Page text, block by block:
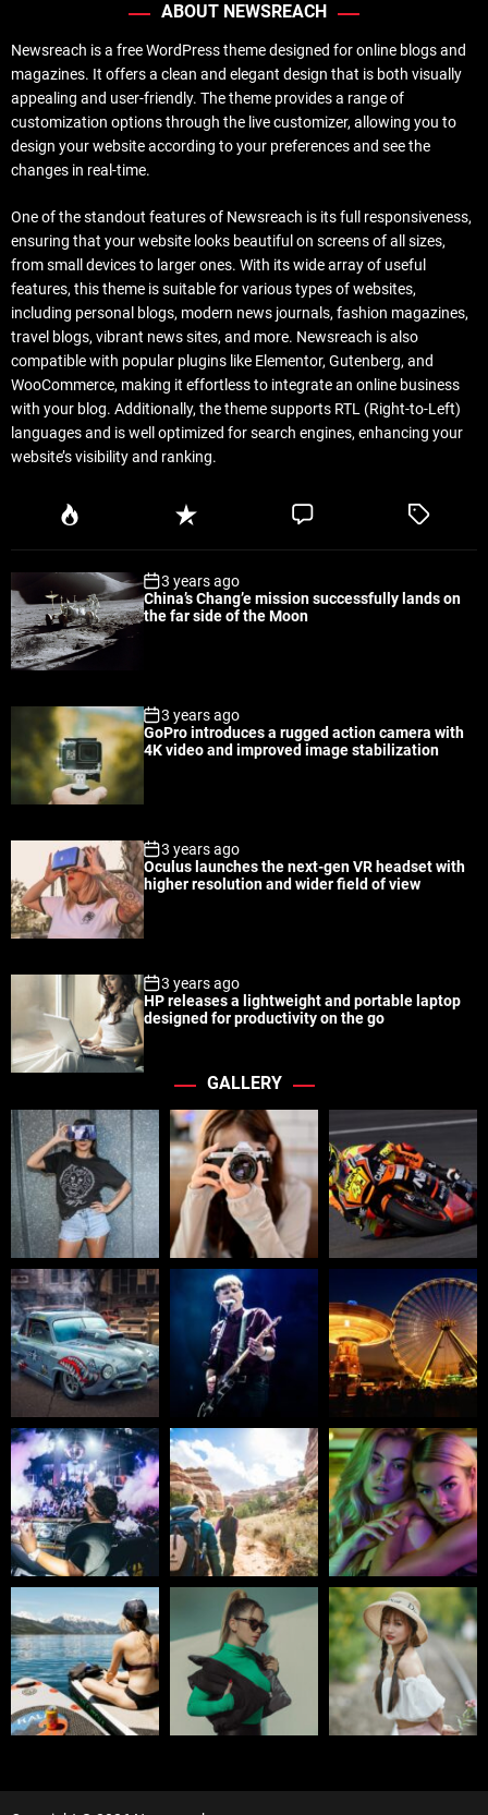
ABOUT NEWSREACH
Newsreach is a free WordPress theme designed for online blogs and
magazines. It offers a clean and elegant design that is both visually
appealing and user-friendly. The theme provides a range of
customization options through the live customizer, allowing you to
design your website according to your preferences and see the
changes in real-time.
One of the standout features of Newsreach is its full responsiveness,
ensuring that your website looks beautiful on screens of all sizes,
from small devices to larger ones. With its wide array of useful
features, this theme is suitable for various types of websites,
including personal blogs, modern news journals, fashion magazines,
travel blogs, vibrant news sites, and more. Newsreach is also
compatible with popular plugins like Elementor, Gutenberg, and
WooCommerce, making it effortless to integrate an online business
with your blog. Additionally, the theme supports RTL (Right-to-Left)
languages and is well optimized for search engines, enhancing your
website’s visibility and ranking.
P
l
a
r
R
e
n
C
e
T
e
3 years ago
China’s Chang’e mission successfully lands on
the far side of the Moon
3 years ago
GoPro introduces a rugged action camera with
4K video and improved image stabilization
3 years ago
Oculus launches the next-gen VR headset with
higher resolution and wider field of view
3 years ago
HP releases a lightweight and portable laptop
designed for productivity on the go
GALLERY